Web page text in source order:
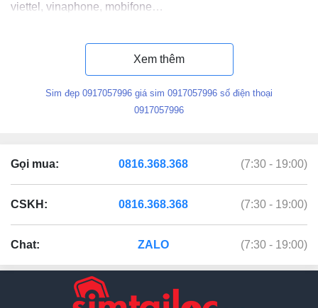
viettel, vinaphone, mobifone…
Xem thêm
Sim đẹp 0917057996 giá sim 0917057996 số điện thoại
0917057996
Gọi mua: 0816.368.368 (7:30 - 19:00)
CSKH: 0816.368.368 (7:30 - 19:00)
Chat: ZALO (7:30 - 19:00)